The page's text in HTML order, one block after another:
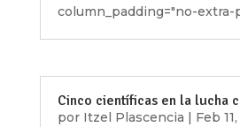
column_padding="no-extra-
Cinco científicas en la lucha
por Itzel Plascencia | Feb